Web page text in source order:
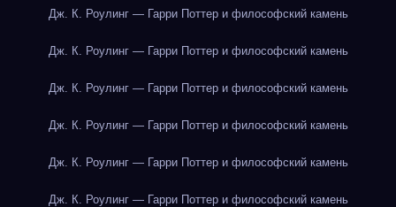
Дж. К. Роулинг — Гарри Поттер и философский камень
Дж. К. Роулинг — Гарри Поттер и философский камень
Дж. К. Роулинг — Гарри Поттер и философский камень
Дж. К. Роулинг — Гарри Поттер и философский камень
Дж. К. Роулинг — Гарри Поттер и философский камень
Дж. К. Роулинг — Гарри Поттер и философский камень